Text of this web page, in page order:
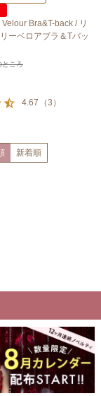
Bra&T-back / リ
ーベロアブラ＆Tバッ
ところ
4.67 （3 ）
新着順